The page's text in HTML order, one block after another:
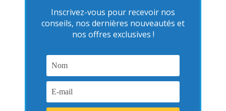
Inscrivez-vous pour recevoir nos
conseils, nos dernières nouveautés et
nos offres exclusives !